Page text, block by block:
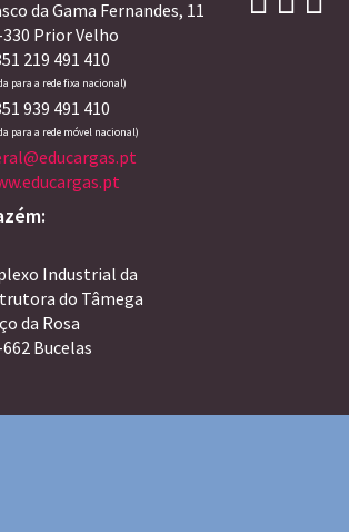
da Gama Fernandes, 11
Prior Velho
219 491 410
para a rede fixa nacional)
939 491 410
para a rede móvel nacional)
Industrial da
do Tâmega
da Rosa
Bucelas